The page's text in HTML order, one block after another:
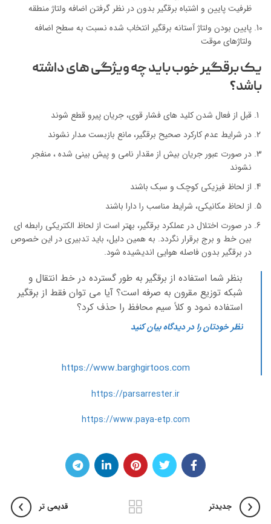
ظرفیت پایین و اشتباه برقگیر بدون در نظر گرفتن اضافه ولتاژ منطقه
پايين بودن ولتاژ آستانه برقگير انتخاب شده نسبت به سطح اضافه
ولتاژهاي موقت
یک برقگیر خوب باید چه ویژگی های داشته
باشد؟
قبل از فعال شدن کلید های فشار قوی، جریان پیرو قطع شوند
در شرایط عدم کارکرد صحیح برقگیر، مانع بازبست مدار نشوند
در صورت عبور جریان بیش از مقدار نامی و پیش بینی شده ، منفجر
نشوند
از لحاظ فیزیکی کوچک و سبک باشند
از لحاظ مکانیکی، شرایط مناسب را دارا باشند
در صورت اختلال در عملکرد برقگیر، بهتر است از لحاظ الکتریکی رابطه ای
بین خط و برج برقرار نگردد. به همین دلیل، باید تدبیری در این خصوص
در برقگیر بدون فاصله هوایی اندیشیده شود.
بنظر شما استفاده از برقگیر به طور گسترده در خط انتقال و
شبکه توزیع مقرون به صرفه است؟ آیا می توان فقط از برقگیر
استفاده نمود و کلاً سیم محافظ را حذف کرد؟
نظر خودتان را در دیدگاه بیان کنید
https://www.barghgirtoos.com
https://parsarrester.ir
https://www.paya-etp.com
جدیدتر قدیمی تر